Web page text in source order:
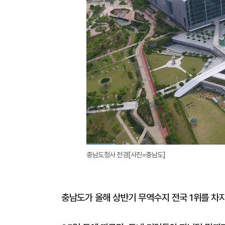
충남도청사 전경[사진=충남도]
충남도가 올해 상반기 무역수지 전국 1위를 차